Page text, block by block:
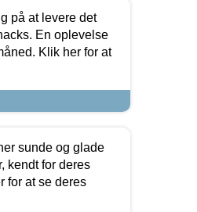
på at levere det
En oplevelse
Klik her for at
sunde og glade
kendt for deres
for at se deres